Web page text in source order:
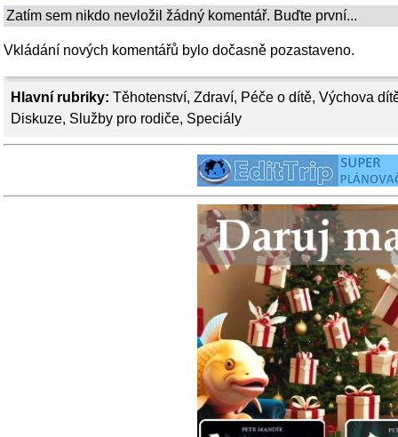
Hlavní rubriky: Těhotenství, Zdraví, Péče o dítě, Výchova
Diskuze, Služby pro rodiče, Speciály
Zatím sem nikdo nevložil žádný komentář. Buďte první...
Vkládání nových komentářů bylo dočasně pozastaveno.